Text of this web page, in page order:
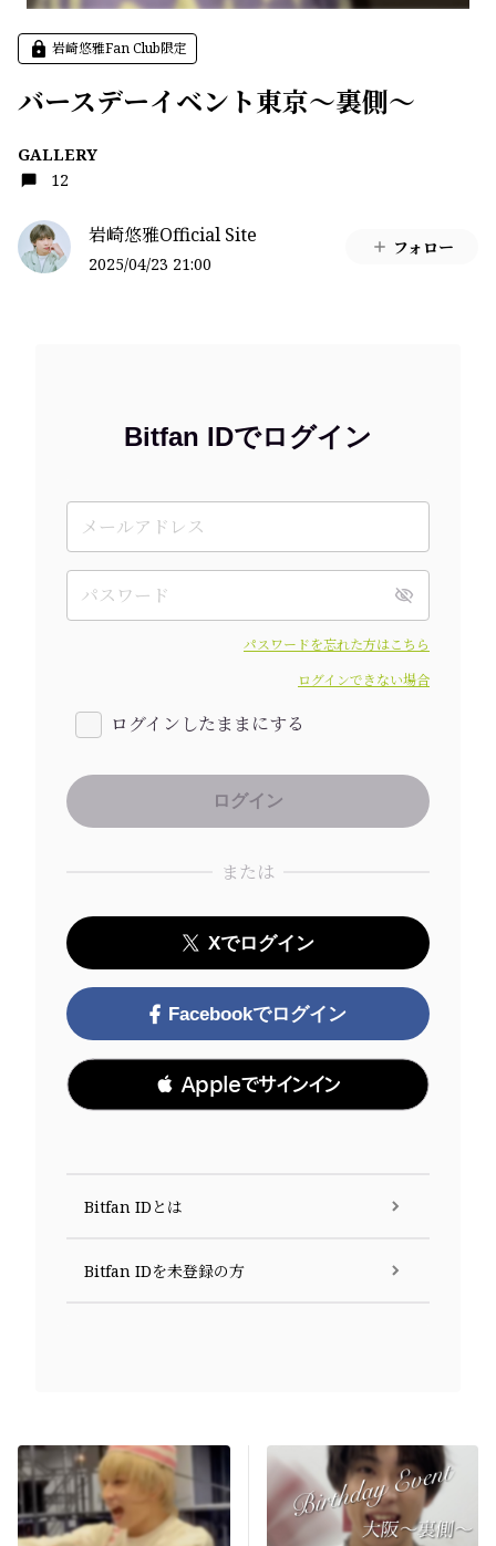
岩崎悠雅Fan Club限定
バースデーイベント東京〜裏側〜
GALLERY
12
岩崎悠雅Official Site
2025/04/23 21:00
フォロー
Bitfan IDでログイン
パスワードを忘れた方はこちら
ログインできない場合
ログインしたままにする
または
Xでログイン
Facebookでログイン
 Appleでサインイン
Bitfan IDとは
Bitfan IDを未登録の方